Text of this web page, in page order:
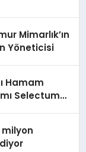
Mimarlık’ın
Yöneticisi
Hamam
Selectum
milyon